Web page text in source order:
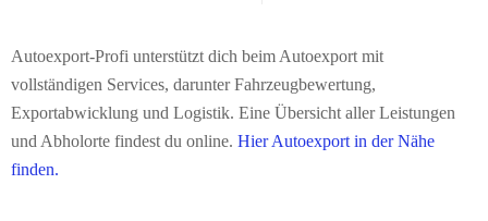
Autoexport-Profi unterstützt dich beim Autoexport mit
vollständigen Services, darunter Fahrzeugbewertung,
Exportabwicklung und Logistik. Eine Übersicht aller Leistungen
und Abholorte findest du online. Hier Autoexport in der Nähe
finden.